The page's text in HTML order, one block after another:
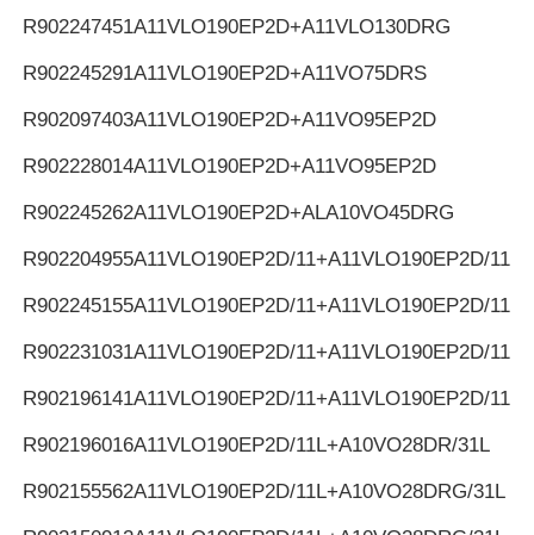
R902247451A11VLO190EP2D+A11VLO130DRG
R902245291A11VLO190EP2D+A11VO75DRS
R902097403A11VLO190EP2D+A11VO95EP2D
R902228014A11VLO190EP2D+A11VO95EP2D
R902245262A11VLO190EP2D+ALA10VO45DRG
R902204955A11VLO190EP2D/11+A11VLO190EP2D/11
R902245155A11VLO190EP2D/11+A11VLO190EP2D/11
R902231031A11VLO190EP2D/11+A11VLO190EP2D/11
R902196141A11VLO190EP2D/11+A11VLO190EP2D/11
R902196016A11VLO190EP2D/11L+A10VO28DR/31L
R902155562A11VLO190EP2D/11L+A10VO28DRG/31L